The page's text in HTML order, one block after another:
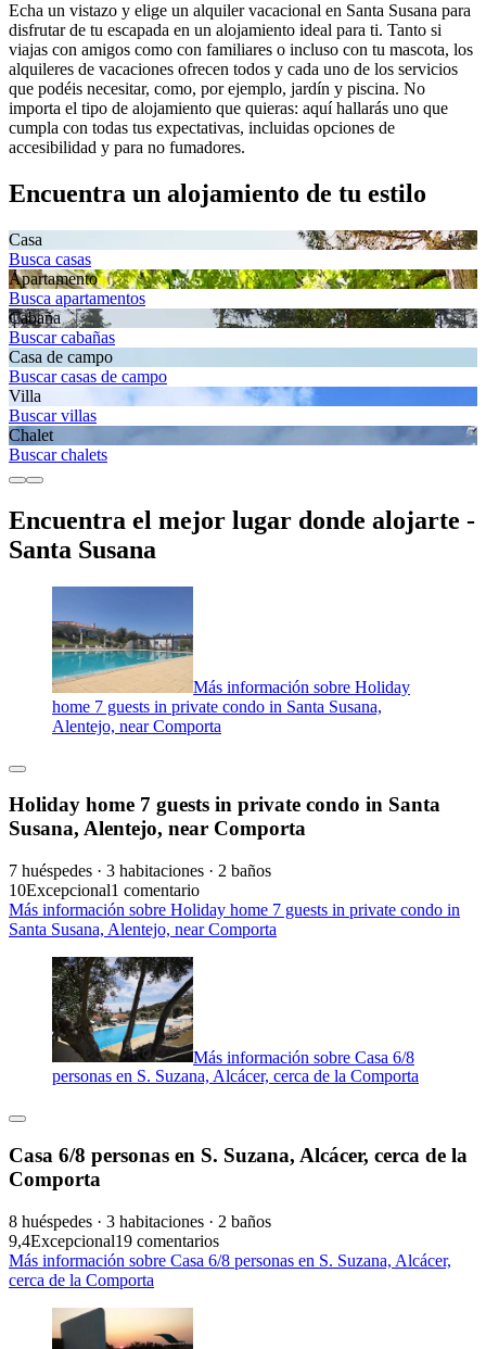
Echa un vistazo y elige un alquiler vacacional en Santa Susana para
disfrutar de tu escapada en un alojamiento ideal para ti. Tanto si
viajas con amigos como con familiares o incluso con tu mascota, los
alquileres de vacaciones ofrecen todos y cada uno de los servicios
que podéis necesitar, como, por ejemplo, jardín y piscina. No
importa el tipo de alojamiento que quieras: aquí hallarás uno que
cumpla con todas tus expectativas, incluidas opciones de
accesibilidad y para no fumadores.
Encuentra un alojamiento de tu estilo
Casa
Busca casas
Apartamento
Busca apartamentos
Cabaña
Buscar cabañas
Casa de campo
Buscar casas de campo
Villa
Buscar villas
Chalet
Buscar chalets
Encuentra el mejor lugar donde alojarte -
Santa Susana
Más información sobre Holiday
home 7 guests in private condo in Santa Susana,
Alentejo, near Comporta
Holiday home 7 guests in private condo in Santa
Susana, Alentejo, near Comporta
7 huéspedes · 3 habitaciones · 2 baños
10Excepcional1 comentario
Más información sobre Holiday home 7 guests in private condo in
Santa Susana, Alentejo, near Comporta
Más información sobre Casa 6/8
personas en S. Suzana, Alcácer, cerca de la Comporta
Casa 6/8 personas en S. Suzana, Alcácer, cerca de la
Comporta
8 huéspedes · 3 habitaciones · 2 baños
9,4Excepcional19 comentarios
Más información sobre Casa 6/8 personas en S. Suzana, Alcácer,
cerca de la Comporta